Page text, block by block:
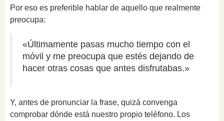
Por eso es preferible hablar de aquello que realmente
preocupa:
«Últimamente pasas mucho tiempo con el
móvil y me preocupa que estés dejando de
hacer otras cosas que antes disfrutabas.»
Y, antes de pronunciar la frase, quizá convenga
comprobar dónde está nuestro propio teléfono. Los